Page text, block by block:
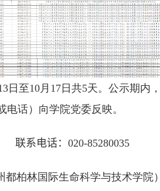
日至10 月 17日共5天。公示期内
话）向学院党委反映。
联系电话： 020-85280035
都柏林国际生命科学与技术学院